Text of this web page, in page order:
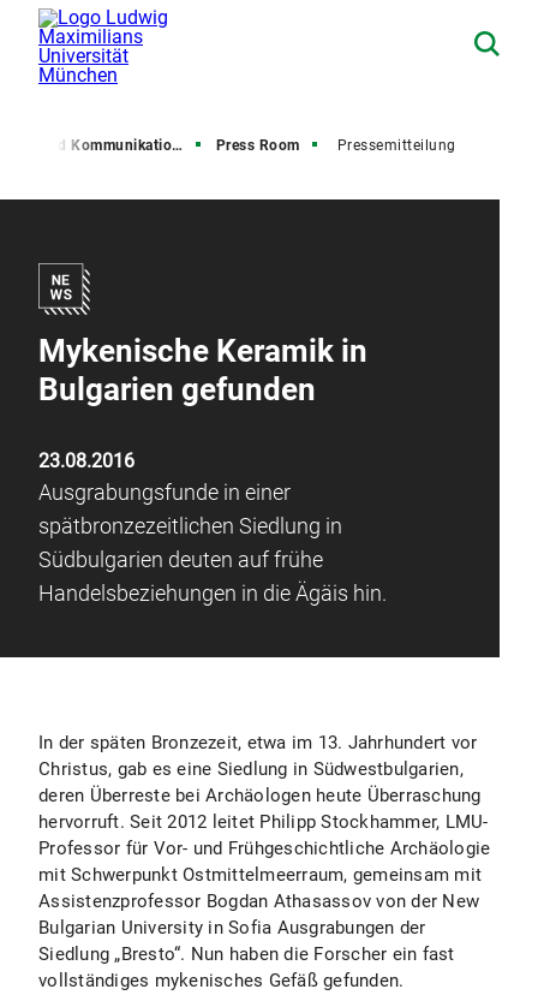
und Kommunikation (PuK) Press Room Pressemitteilung
Mykenische Keramik in
Bulgarien gefunden
23.08.2016
Ausgrabungsfunde in einer
spätbronzezeitlichen Siedlung in
Südbulgarien deuten auf frühe
Handelsbeziehungen in die Ägäis hin.
In der späten Bronzezeit, etwa im 13. Jahrhundert vor
Christus, gab es eine Siedlung in Südwestbulgarien,
deren Überreste bei Archäologen heute Überraschung
hervorruft. Seit 2012 leitet Philipp Stockhammer, LMU-
Professor für Vor- und Frühgeschichtliche Archäologie
mit Schwerpunkt Ostmittelmeerraum, gemeinsam mit
Assistenzprofessor Bogdan Athasassov von der New
Bulgarian University in Sofia Ausgrabungen der
Siedlung „Bresto“. Nun haben die Forscher ein fast
vollständiges mykenisches Gefäß gefunden.